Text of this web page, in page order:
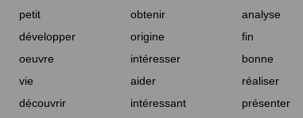
petit obtenir analyse
développer origine fin
oeuvre intéresser bonne
vie aider réaliser
découvrir intéressant présenter